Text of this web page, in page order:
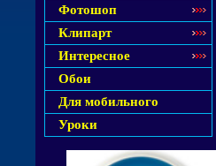
Фотошоп
Клипарт
Интересное
Обои
Для мобильного
Уроки